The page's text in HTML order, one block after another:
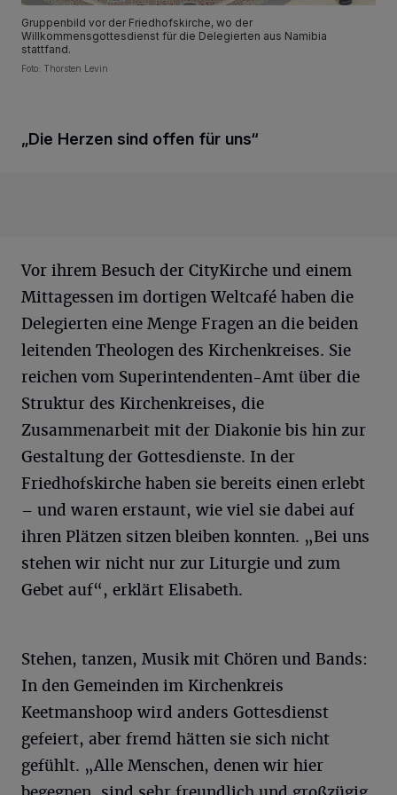
Gruppenbild vor der Friedhofskirche, wo der
Willkommensgottesdienst für die Delegierten aus Namibia
stattfand.
Foto: Thorsten Levin
„Die Herzen sind offen für uns“
Vor ihrem Besuch der CityKirche und einem
Mittagessen im dortigen Weltcafé haben die
Delegierten eine Menge Fragen an die beiden
leitenden Theologen des Kirchenkreises. Sie
reichen vom Superintendenten-Amt über die
Struktur des Kirchenkreises, die
Zusammenarbeit mit der Diakonie bis hin zur
Gestaltung der Gottesdienste. In der
Friedhofskirche haben sie bereits einen erlebt
– und waren erstaunt, wie viel sie dabei auf
ihren Plätzen sitzen bleiben konnten. „Bei uns
stehen wir nicht nur zur Liturgie und zum
Gebet auf“, erklärt Elisabeth.
Stehen, tanzen, Musik mit Chören und Bands:
In den Gemeinden im Kirchenkreis
Keetmanshoop wird anders Gottesdienst
gefeiert, aber fremd hätten sie sich nicht
gefühlt. „Alle Menschen, denen wir hier